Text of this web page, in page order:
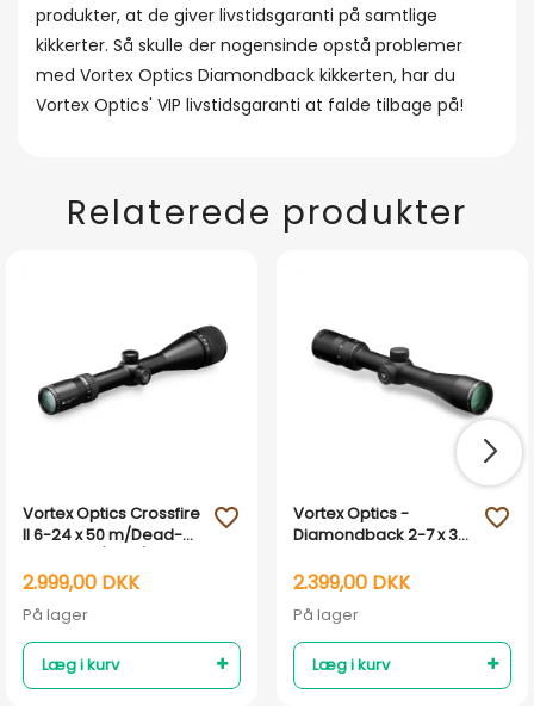
produkter, at de giver livstidsgaranti på samtlige
kikkerter. Så skulle der nogensinde opstå problemer
med Vortex Optics Diamondback kikkerten, har du
Vortex Optics' VIP livstidsgaranti at falde tilbage på!
Relaterede produkter
Vortex Optics Crossfire
II 6-24 x 50 m/Dead-
2.999,00 DKK
På lager
Læg i kurv
favorite_outline
Vortex Optics -
Diamondback 2-7 x 35
2.399,00 DKK
På lager
Læg i kurv
favorite_outline